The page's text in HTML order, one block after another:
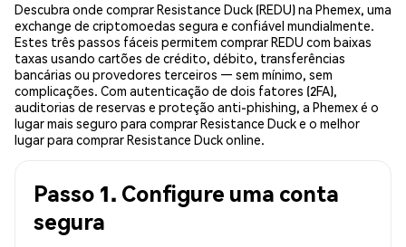
Descubra onde comprar Resistance Duck (REDU) na Phemex, uma
exchange de criptomoedas segura e confiável mundialmente.
Estes três passos fáceis permitem comprar REDU com baixas
taxas usando cartões de crédito, débito, transferências
bancárias ou provedores terceiros — sem mínimo, sem
complicações. Com autenticação de dois fatores (2FA),
auditorias de reservas e proteção anti-phishing, a Phemex é o
lugar mais seguro para comprar Resistance Duck e o melhor
lugar para comprar Resistance Duck online.
Passo 1. Configure uma conta
segura